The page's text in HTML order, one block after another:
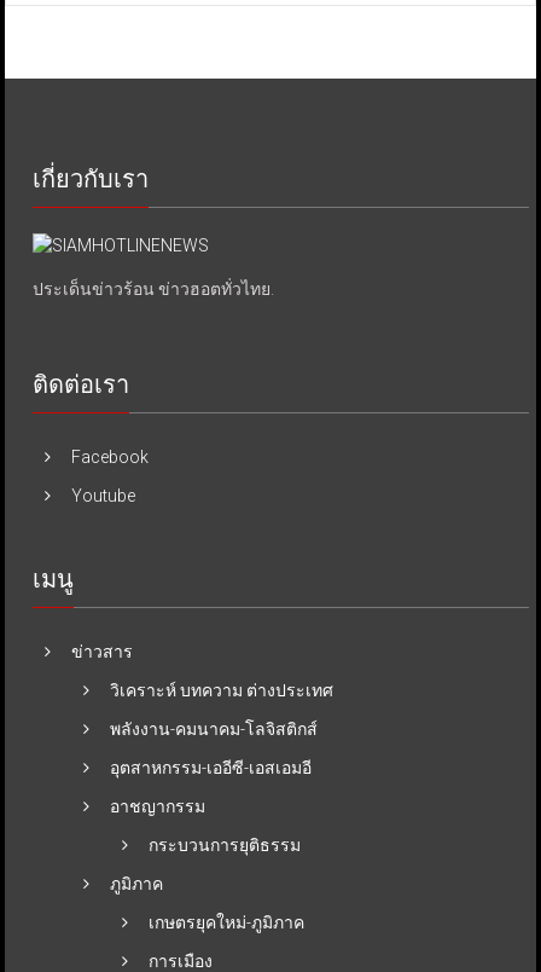
เกี่ยวกับเรา
ประเด็นข่าวร้อน ข่าวฮอตทั่วไทย.
ติดต่อเรา
Facebook
Youtube
เมนู
ข่าวสาร
วิเคราะห์ บทความ ต่างประเทศ
พลังงาน-คมนาคม-โลจิสติกส์
อุตสาหกรรม-เออีซี-เอสเอมอี
อาชญากรรม
กระบวนการยุติธรรม
ภูมิภาค
เกษตรยุคใหม่-ภูมิภาค
การเมือง